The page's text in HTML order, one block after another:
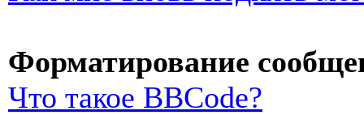
Форматирование
Что такое BBCode?